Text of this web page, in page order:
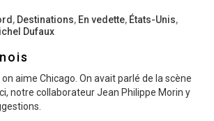
, Destinations, En vedette, États-Unis,
Dufaux
aime Chicago. On avait parlé de la scène
notre collaborateur Jean Philippe Morin y